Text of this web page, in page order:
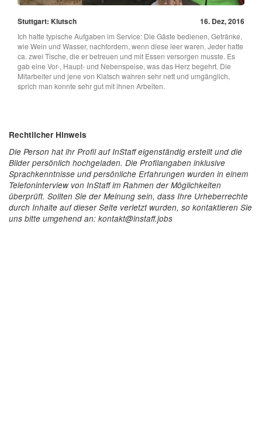
Stuttgart: Klutsch 16. Dez, 2016
Ich hatte typische Aufgaben im Service: Die Gäste bedienen, Getränke,
wie Wein und Wasser, nachfordern, wenn diese leer waren. Jeder hatte
ca. zwei Tische, die er betreuen und mit Essen versorgen musste. Es
gab eine Vor-, Haupt- und Nebenspeise, was das Herz begehrt. Die
Mitarbeiter und jene von Klatsch wahren sehr nett und umgänglich,
sprich man konnte sehr gut mit ihnen Arbeiten.
Rechtlicher Hinweis
Die Person hat ihr Profil auf InStaff eigenständig erstellt und die
Bilder persönlich hochgeladen. Die Profilangaben inklusive
Sprachkenntnisse und persönliche Erfahrungen wurden in einem
Telefoninterview von InStaff im Rahmen der Möglichkeiten
überprüft. Sollten Sie der Meinung sein, dass Ihre Urheberrechte
durch Inhalte auf dieser Seite verletzt wurden, so kontaktieren Sie
uns bitte umgehend an: kontakt@instaff.jobs